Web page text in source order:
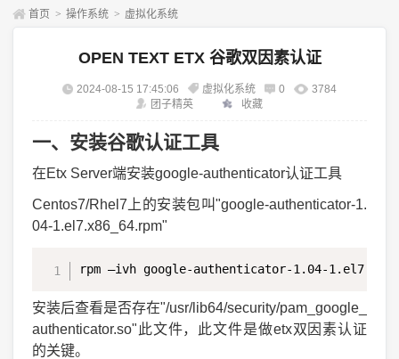
首页 > 操作系统 > 虚拟化系统
OPEN TEXT ETX 谷歌双因素认证
2024-08-15 17:45:06 虚拟化系统 0
3784
团子精英
收藏
一、安装谷歌认证工具
在Etx Server端安装google-authenticator认证工具
Centos7/Rhel7上的安装包叫"google-authenticator-1.
04-1.el7.x86_64.rpm"
rpm –ivh google-authenticator-1.04-
安装后查看是否存在"/usr/lib64/security/pam_google_
authenticator.so"此文件，此文件是做etx双因素认证
的关键。